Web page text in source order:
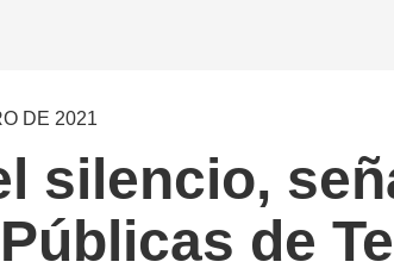
DE 2021
silencio,
de